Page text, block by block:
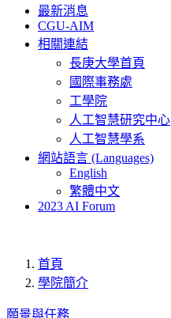
最新消息
CGU-AIM
相關連結
長庚大學首頁
國際事務處
工學院
人工智慧研究中心
人工智慧學系
網站語言 (Languages)
English
繁體中文
2023 AI Forum
首頁
學院簡介
願景與任務